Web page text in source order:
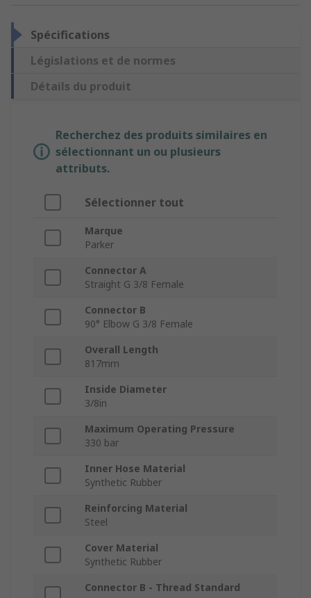
Spécifications
Législations et de normes
Détails du produit
Recherchez des produits similaires en
sélectionnant un ou plusieurs
attributs.
Sélectionner tout
Marque
Parker
Connector A
Straight G 3/8 Female
Connector B
90° Elbow G 3/8 Female
Overall Length
817mm
Inside Diameter
3/8in
Maximum Operating Pressure
330 bar
Inner Hose Material
Synthetic Rubber
Reinforcing Material
Steel
Cover Material
Synthetic Rubber
Connector B - Thread Standard